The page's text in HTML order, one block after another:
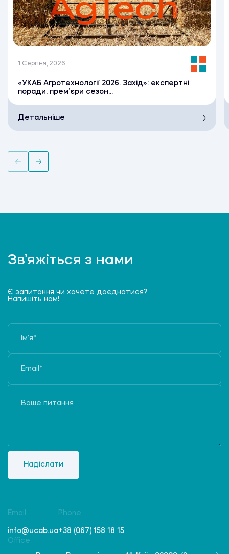
1 Серпня, 2026
«УКАБ Агротехнології 2026. Захід»: експертні
поради, прем’єри сезон...
Детальніше
Зв’яжіться з нами
Є запитання чи хочете доєднатися?
Напишіть нам!
Надіслати
Email
info@ucab.ua
Phone
+38 (067) 158 18 15
Office